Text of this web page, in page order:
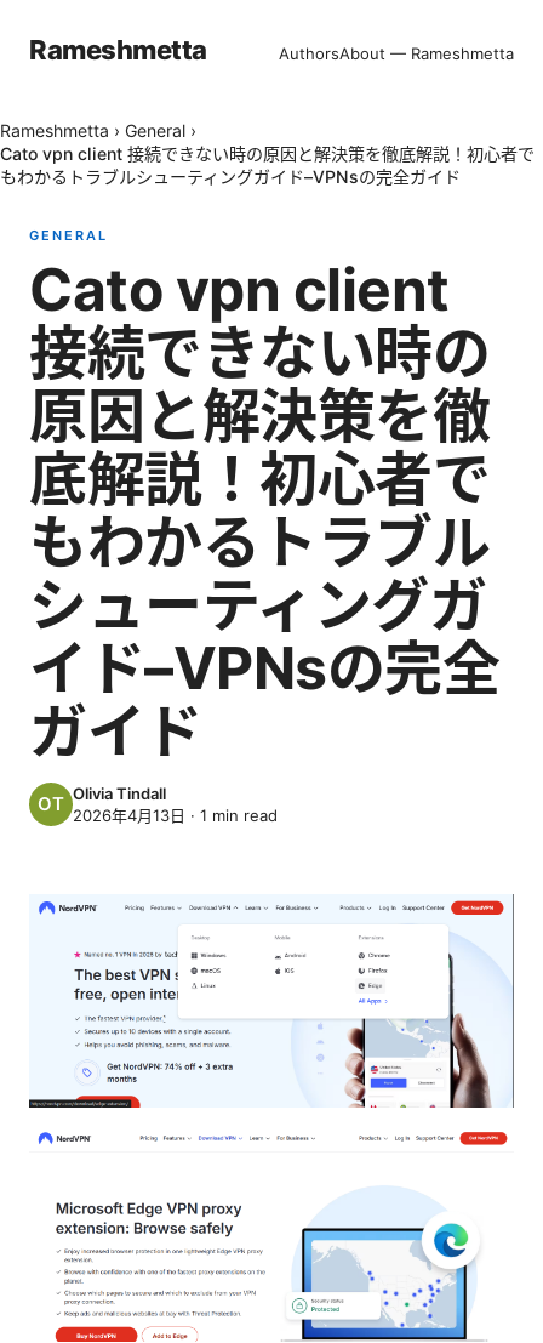
Rameshmetta AuthorsAbout — Rameshmetta
Rameshmetta › General ›
Cato vpn client 接続できない時の原因と解決策を徹底解説！初心者で
もわかるトラブルシューティングガイド–VPNsの完全ガイド
GENERAL
Cato vpn client
接続できない時の
原因と解決策を徹
底解説！初心者で
もわかるトラブル
シューティングガ
イド–VPNsの完全
ガイド
Olivia Tindall
2026年4月13日 · 1 min read